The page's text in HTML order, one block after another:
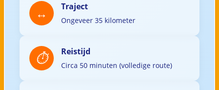
Traject
Ongeveer 35 kilometer
Reistijd
Circa 50 minuten (volledige route)